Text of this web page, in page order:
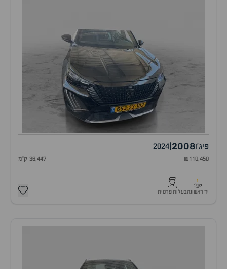
פיג'ו2008
2024
₪110,450 36,447 ק"מ
1
יד ראשונהבעלות פרטית